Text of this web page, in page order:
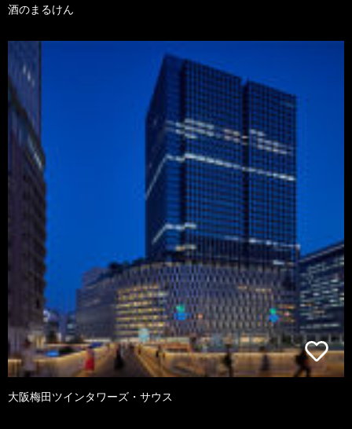
酒のまるけん
大阪梅田ツインタワーズ・サウス